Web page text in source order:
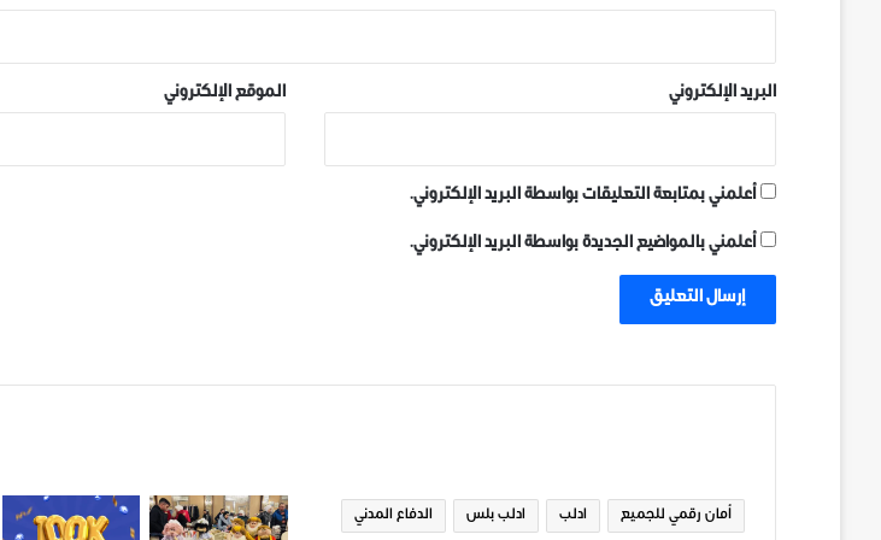
البريد الإلكتروني الموقع الإلكتروني
أعلمني بمتابعة التعليقات بواسطة البريد الإلكتروني.
أعلمني بالمواضيع الجديدة بواسطة البريد الإلكتروني.
أمان رقمي للجميع ادلب ادلب بلس الدفاع المدني